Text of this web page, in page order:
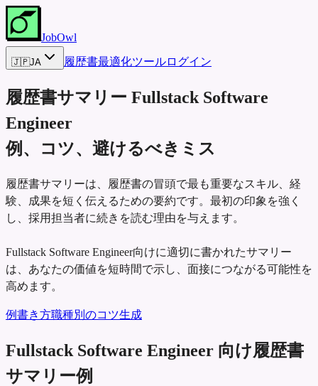
JobOwl
🇯🇵JA 履歴書最適化ツールログイン
履歴書サマリー Fullstack Software
Engineer
例、コツ、避けるべきミス
履歴書サマリーは、履歴書の冒頭で最も重要なスキル、経
験、成果を短く伝えるための要約です。最初の印象を強く
し、採用担当者に続きを読む理由を与えます。
Fullstack Software Engineer向けに適切に書かれたサマリー
は、あなたの価値を短時間で示し、面接につながる可能性を
高めます。
例書き方職種別のコツ生成
Fullstack Software Engineer 向け履歴書
サマリー例